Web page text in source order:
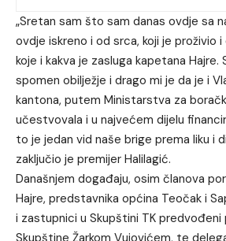
„Sretan sam što sam danas ovdje sa
ovdje iskreno i od srca, koji je proživio
koje i kakva je zasluga kapetana
spomen obilježje i drago mi je da je i
kantona, putem Ministarstva za
učestvovala i u najvećem dijelu
to je jedan vid naše brige prema liku i
zaključio je premijer Halilagić.
Današnjem događaju, osim članova
Hajre, predstavnika općina Teočak i
i zastupnici u Skupštini TK predvođeni
Skupštine Žarkom Vujovićem, te